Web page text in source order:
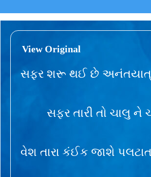
View Original
સફર શરૂ થઈ છે
સફર તારી તો ચાલુ ને
વેશ તારા કંઈક જાશે